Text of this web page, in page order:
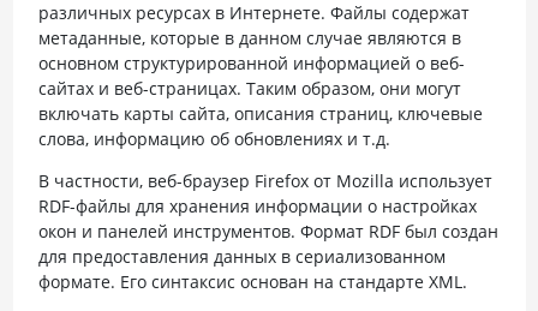
различных ресурсах в Интернете. Файлы содержат
метаданные, которые в данном случае являются в
основном структурированной информацией о веб-
сайтах и веб-страницах. Таким образом, они могут
включать карты сайта, описания страниц, ключевые
слова, информацию об обновлениях и т.д.
В частности, веб-браузер Firefox от Mozilla использует
RDF-файлы для хранения информации о настройках
окон и панелей инструментов. Формат RDF был создан
для предоставления данных в сериализованном
формате. Его синтаксис основан на стандарте XML.